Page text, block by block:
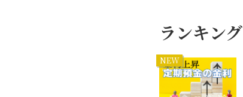
ランキング
NEW